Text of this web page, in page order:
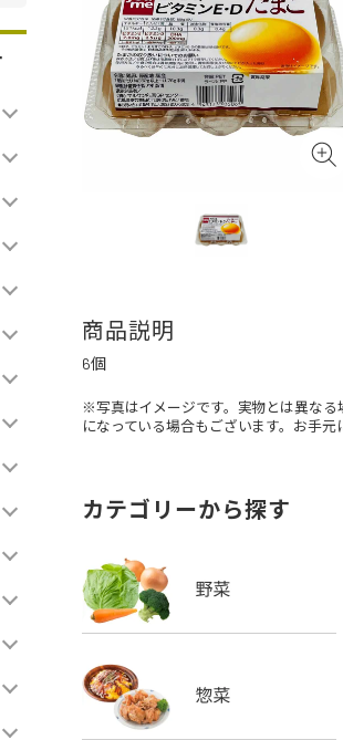
商品説明
6個
※写真はイメージです。実物とは異な
になっている場合もございます。お手
カテゴリーから探す